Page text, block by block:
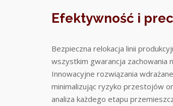
Efektywność i
Bezpieczna relokacja linii
wszystkim gwarancja zachowania
Innowacyjne rozwiązania
minimalizując ryzyko przestojów
analiza każdego etapu